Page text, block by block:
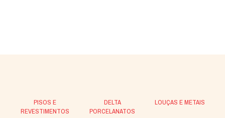
PISOS E
REVESTIMENTOS
DELTA
PORCELANATOS
LOUÇAS E METAIS